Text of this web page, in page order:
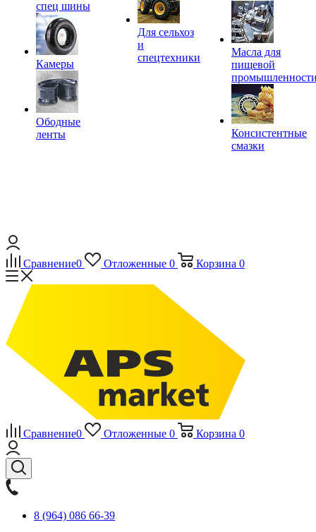
спец шины
Камеры
Ободные
ленты
Для сельхоз
и
спецтехники
Масла для
пищевой
Консистентные
смазки
Сравнение0 Отложенные 0 Корзина 0
Сравнение0 Отложенные 0 Корзина 0
8 (964) 086 66-39